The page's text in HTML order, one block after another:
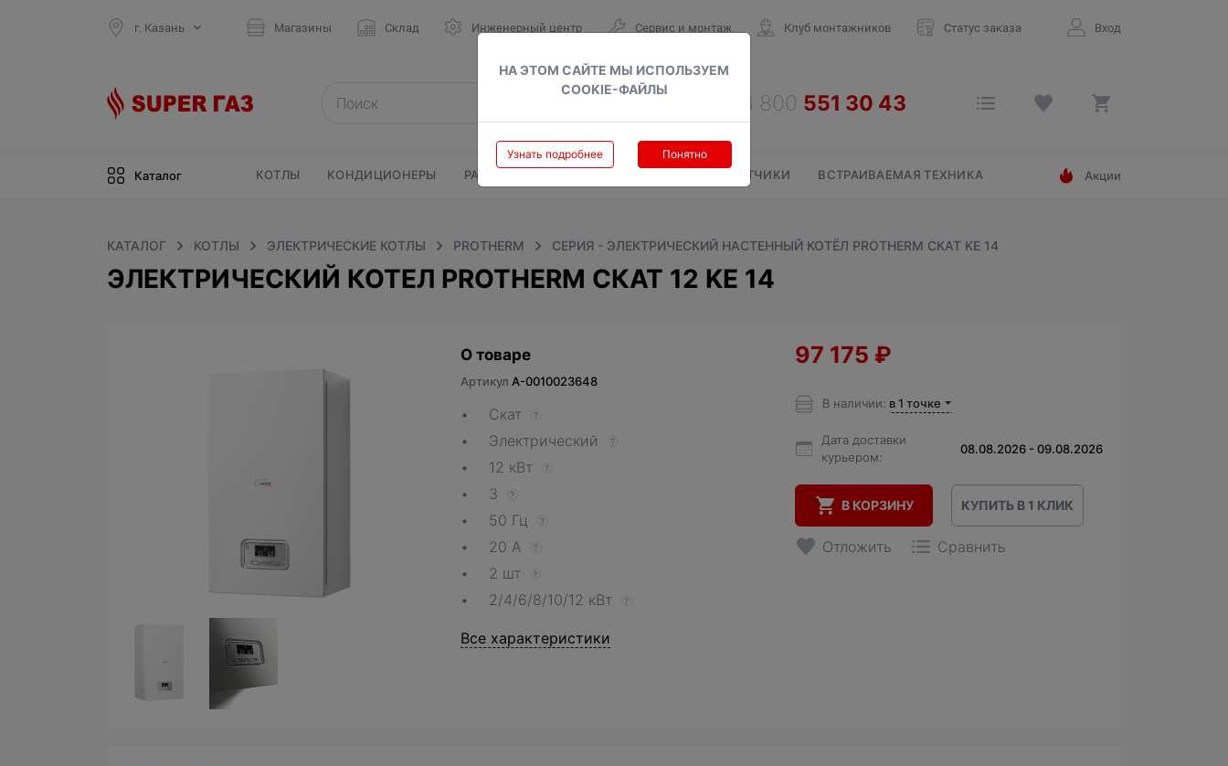
НА ЭТОМ САЙТЕ МЫ ИСПОЛЬЗУЕМ
COOKIE-ФАЙЛЫ
Узнать подробнее Понятно
г. Казань Магазины Склад Инженерный центр Сервис и монтаж Клуб монтажников Статус заказа Вход
Каталог КОТЛЫ КОНДИЦИОНЕРЫ РАДИАТОРЫ СЧЕТЧИКИ ВСТРАИВАЕМАЯ ТЕХНИКА Акции
КАТАЛОГ КОТЛЫ ЭЛЕКТРИЧЕСКИЕ КОТЛЫ PROTHERM СЕРИЯ - ЭЛЕКТРИЧЕСКИЙ НАСТЕННЫЙ КОТЁЛ PROTHERM CКАТ KE 14
ЭЛЕКТРИЧЕСКИЙ КОТЕЛ PROTHERM CКАТ 12 KE 14
О товаре
Артикул A-0010023648
Скат ?
Электрический ?
12 кВт ?
3 ?
50 Гц ?
20 А ?
2 шт ?
2/4/6/8/10/12 кВт ?
Все характеристики
97 175 ₽
В наличии: в 1 точке
Дата доставки
курьером:
08.08.2026 - 09.08.2026
В КОРЗИНУ КУПИТЬ В 1 КЛИК
Отложить Сравнить